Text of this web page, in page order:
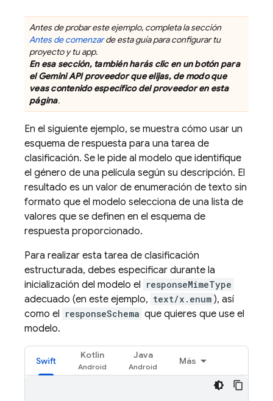
Antes de probar este ejemplo, completa la sección
Antes de comenzarde esta guía para configurar tu
proyecto y tu app.
En esa sección, también harás clic en un botón para
elGemini APIproveedor que elijas, de modo que
veas contenido específico del proveedor en esta
página.
En el siguiente ejemplo, se muestra cómo usar un
esquema de respuesta para una tarea de
clasificación. Se le pide al modelo que identifique
el género de una película según su descripción. El
resultado es un valor de enumeración de texto sin
formato que el modelo selecciona de una lista de
valores que se definen en el esquema de
respuesta proporcionado.
Para realizar esta tarea de clasificación
estructurada, debes especificar durante la
inicialización del modelo el responseMimeType
adecuado (en este ejemplo, text/x.enum ), así
como el responseSchema que quieres que use el
modelo.
Swift
Kotlin Java
Más